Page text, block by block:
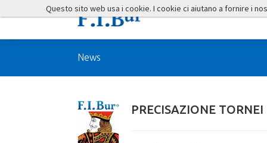
News
PRECISAZIONE
Questo sito web usa i cookie. I cookie ci aiutano a fornire i